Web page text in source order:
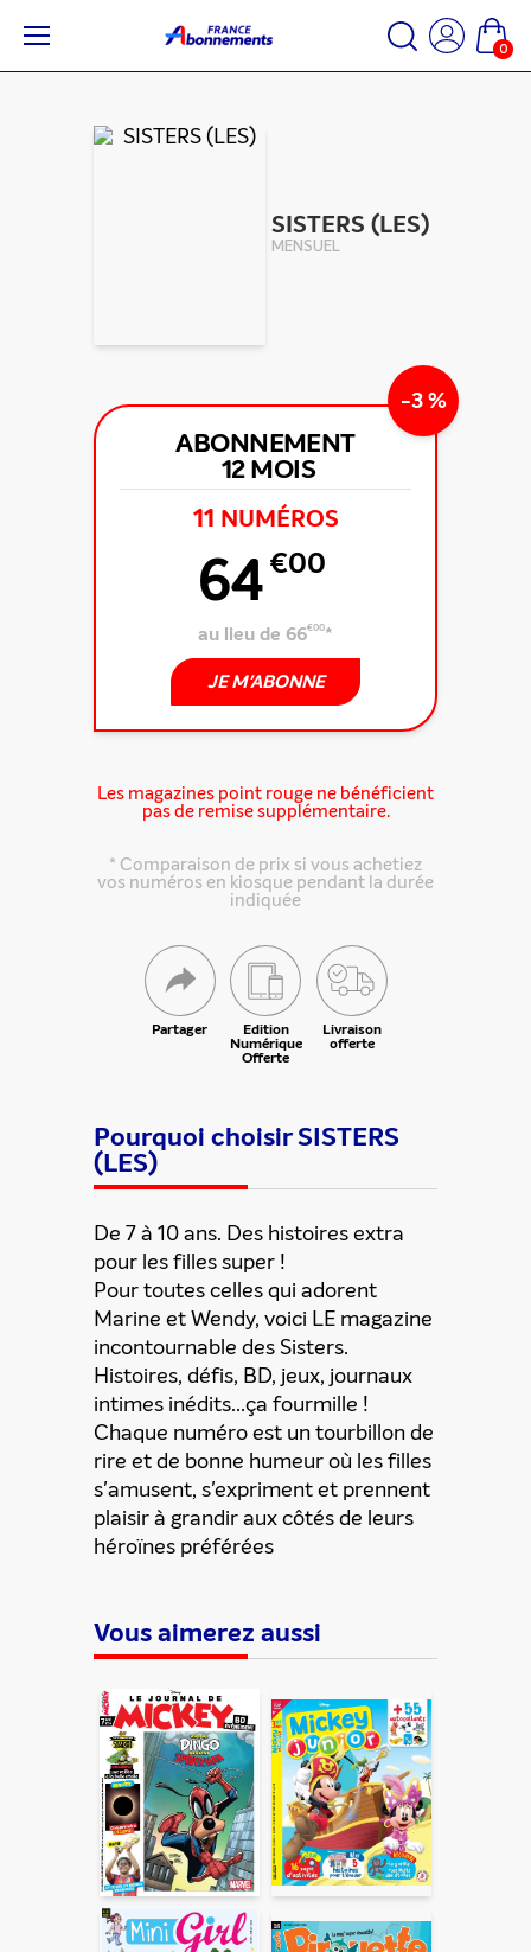
0
SISTERS (LES)
MENSUEL
-3 %
ABONNEMENT
12 MOIS
11 NUMÉROS
64€00
au lieu de 66€00*
JE M'ABONNE
Les magazines point rouge ne bénéficient
pas de remise supplémentaire.
* Comparaison de prix si vous achetiez
vos numéros en kiosque pendant la durée
indiquée
Partager Edition
Numérique
Offerte
Livraison
offerte
Partager cette offre
ENVOYER
Pourquoi choisir SISTERS
(LES)
De 7 à 10 ans. Des histoires extra
pour les filles super !
Pour toutes celles qui adorent
Marine et Wendy, voici LE magazine
incontournable des Sisters.
Histoires, défis, BD, jeux, journaux
intimes inédits...ça fourmille !
Chaque numéro est un tourbillon de
rire et de bonne humeur où les filles
s'amusent, s'expriment et prennent
plaisir à grandir aux côtés de leurs
héroïnes préférées
Vous aimerez aussi